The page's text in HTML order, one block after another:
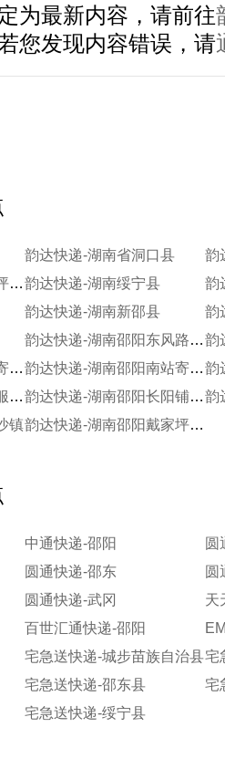
为最新内容，请前往
您发现内容错误，请
韵达快递-湖南省洞口县
韵
韵达快递-湖南邵阳七里坪校区韵达快递-湖南绥宁县
韵
韵达快递-湖南新邵县
韵
韵达快递-湖南邵阳东风路社区服务站
韵达快递-湖南邵阳宝西寄存点
韵达快递-湖南邵阳南站寄存点
韵达快递-湖南邵阳宝东服务站
韵达快递-湖南邵阳长阳铺寄存点
镇
韵达快递-湖南邵阳戴家坪服务站
中通快递-邵阳
圆
圆通快递-邵东
圆
圆通快递-武冈
天
百世汇通快递-邵阳
宅急送快递-城步苗族自治县宅
宅急送快递-邵东县
宅
宅急送快递-绥宁县